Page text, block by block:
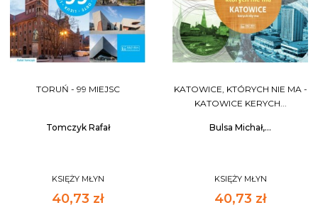
TORUŃ - 99 MIEJSC
Tomczyk Rafał
KSIĘŻY MŁYN
40,73 zł
KATOWICE, KTÓRYCH NIE MA -
KATOWICE KERYCH...
Bulsa Michał,...
KSIĘŻY MŁYN
40,73 zł